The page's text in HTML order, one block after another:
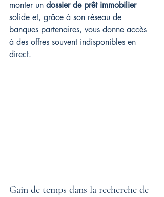
monter un dossier de prêt immobilier
solide et, grâce à son réseau de
banques partenaires, vous donne accès
à des offres souvent indisponibles en
direct.
Gain de temps dans la recherche de